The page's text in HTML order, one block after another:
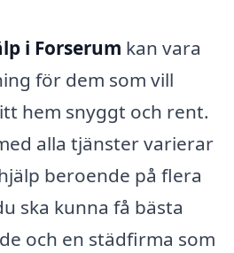
i Forserum kan vara
för dem som vill
hem snyggt och rent.
alla tjänster varierar
beroende på flera
ska kunna få bästa
och en städfirma som